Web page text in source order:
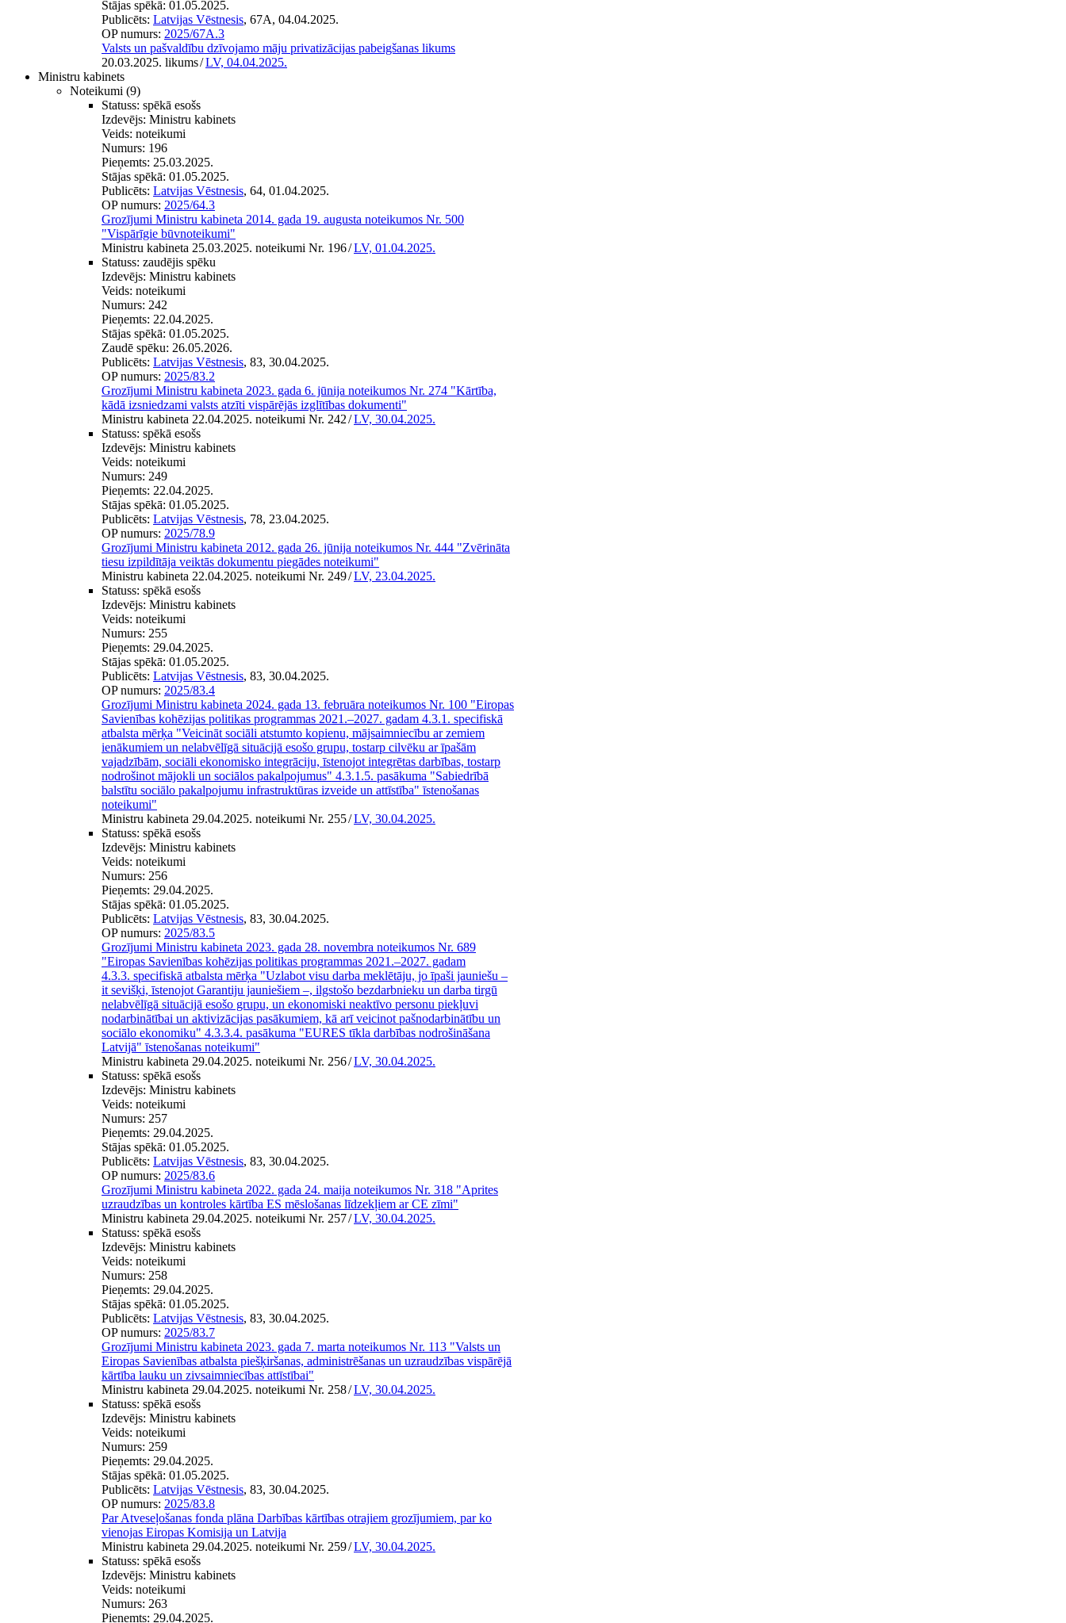
Stājas spēkā: 01.05.2025.
Publicēts: Latvijas Vēstnesis, 67A, 04.04.2025.
OP numurs: 2025/67A.3
Valsts un pašvaldību dzīvojamo māju privatizācijas pabeigšanas likums
20.03.2025. likums/LV, 04.04.2025.
Ministru kabinets
Noteikumi (9)
Statuss: spēkā esošs
Izdevējs: Ministru kabinets
Veids: noteikumi
Numurs: 196
Pieņemts: 25.03.2025.
Stājas spēkā: 01.05.2025.
Publicēts: Latvijas Vēstnesis, 64, 01.04.2025.
OP numurs: 2025/64.3
Grozījumi Ministru kabineta 2014. gada 19. augusta noteikumos Nr. 500
"Vispārīgie būvnoteikumi"
Ministru kabineta 25.03.2025. noteikumi Nr. 196/LV, 01.04.2025.
Statuss: zaudējis spēku
Izdevējs: Ministru kabinets
Veids: noteikumi
Numurs: 242
Pieņemts: 22.04.2025.
Stājas spēkā: 01.05.2025.
Zaudē spēku: 26.05.2026.
Publicēts: Latvijas Vēstnesis, 83, 30.04.2025.
OP numurs: 2025/83.2
Grozījumi Ministru kabineta 2023. gada 6. jūnija noteikumos Nr. 274 "Kārtība,
kādā izsniedzami valsts atzīti vispārējās izglītības dokumenti"
Ministru kabineta 22.04.2025. noteikumi Nr. 242/LV, 30.04.2025.
Statuss: spēkā esošs
Izdevējs: Ministru kabinets
Veids: noteikumi
Numurs: 249
Pieņemts: 22.04.2025.
Stājas spēkā: 01.05.2025.
Publicēts: Latvijas Vēstnesis, 78, 23.04.2025.
OP numurs: 2025/78.9
Grozījumi Ministru kabineta 2012. gada 26. jūnija noteikumos Nr. 444 "Zvērināta
tiesu izpildītāja veiktās dokumentu piegādes noteikumi"
Ministru kabineta 22.04.2025. noteikumi Nr. 249/LV, 23.04.2025.
Statuss: spēkā esošs
Izdevējs: Ministru kabinets
Veids: noteikumi
Numurs: 255
Pieņemts: 29.04.2025.
Stājas spēkā: 01.05.2025.
Publicēts: Latvijas Vēstnesis, 83, 30.04.2025.
OP numurs: 2025/83.4
Grozījumi Ministru kabineta 2024. gada 13. februāra noteikumos Nr. 100 "Eiropas
Savienības kohēzijas politikas programmas 2021.–2027. gadam 4.3.1. specifiskā
atbalsta mērķa "Veicināt sociāli atstumto kopienu, mājsaimniecību ar zemiem
ienākumiem un nelabvēlīgā situācijā esošo grupu, tostarp cilvēku ar īpašām
vajadzībām, sociāli ekonomisko integrāciju, īstenojot integrētas darbības, tostarp
nodrošinot mājokli un sociālos pakalpojumus" 4.3.1.5. pasākuma "Sabiedrībā
balstītu sociālo pakalpojumu infrastruktūras izveide un attīstība" īstenošanas
noteikumi"
Ministru kabineta 29.04.2025. noteikumi Nr. 255/LV, 30.04.2025.
Statuss: spēkā esošs
Izdevējs: Ministru kabinets
Veids: noteikumi
Numurs: 256
Pieņemts: 29.04.2025.
Stājas spēkā: 01.05.2025.
Publicēts: Latvijas Vēstnesis, 83, 30.04.2025.
OP numurs: 2025/83.5
Grozījumi Ministru kabineta 2023. gada 28. novembra noteikumos Nr. 689
"Eiropas Savienības kohēzijas politikas programmas 2021.–2027. gadam
4.3.3. specifiskā atbalsta mērķa "Uzlabot visu darba meklētāju, jo īpaši jauniešu –
it sevišķi, īstenojot Garantiju jauniešiem –, ilgstošo bezdarbnieku un darba tirgū
nelabvēlīgā situācijā esošo grupu, un ekonomiski neaktīvo personu piekļuvi
nodarbinātībai un aktivizācijas pasākumiem, kā arī veicinot pašnodarbinātību un
sociālo ekonomiku" 4.3.3.4. pasākuma "EURES tīkla darbības nodrošināšana
Latvijā" īstenošanas noteikumi"
Ministru kabineta 29.04.2025. noteikumi Nr. 256/LV, 30.04.2025.
Statuss: spēkā esošs
Izdevējs: Ministru kabinets
Veids: noteikumi
Numurs: 257
Pieņemts: 29.04.2025.
Stājas spēkā: 01.05.2025.
Publicēts: Latvijas Vēstnesis, 83, 30.04.2025.
OP numurs: 2025/83.6
Grozījumi Ministru kabineta 2022. gada 24. maija noteikumos Nr. 318 "Aprites
uzraudzības un kontroles kārtība ES mēslošanas līdzekļiem ar CE zīmi"
Ministru kabineta 29.04.2025. noteikumi Nr. 257/LV, 30.04.2025.
Statuss: spēkā esošs
Izdevējs: Ministru kabinets
Veids: noteikumi
Numurs: 258
Pieņemts: 29.04.2025.
Stājas spēkā: 01.05.2025.
Publicēts: Latvijas Vēstnesis, 83, 30.04.2025.
OP numurs: 2025/83.7
Grozījumi Ministru kabineta 2023. gada 7. marta noteikumos Nr. 113 "Valsts un
Eiropas Savienības atbalsta piešķiršanas, administrēšanas un uzraudzības vispārējā
kārtība lauku un zivsaimniecības attīstībai"
Ministru kabineta 29.04.2025. noteikumi Nr. 258/LV, 30.04.2025.
Statuss: spēkā esošs
Izdevējs: Ministru kabinets
Veids: noteikumi
Numurs: 259
Pieņemts: 29.04.2025.
Stājas spēkā: 01.05.2025.
Publicēts: Latvijas Vēstnesis, 83, 30.04.2025.
OP numurs: 2025/83.8
Par Atveseļošanas fonda plāna Darbības kārtības otrajiem grozījumiem, par ko
vienojas Eiropas Komisija un Latvija
Ministru kabineta 29.04.2025. noteikumi Nr. 259/LV, 30.04.2025.
Statuss: spēkā esošs
Izdevējs: Ministru kabinets
Veids: noteikumi
Numurs: 263
Pieņemts: 29.04.2025.